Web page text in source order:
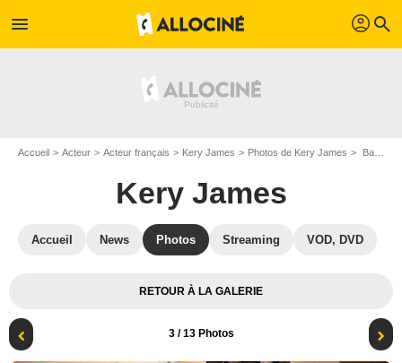
menu profil search
Accueil Acteur Acteur français Kery James Photos de Kery James Banlieusards 3 : Photo Kery James
Kery James
Accueil News Photos Streaming VOD, DVD
RETOUR À LA GALERIE
3/ 13 Photos